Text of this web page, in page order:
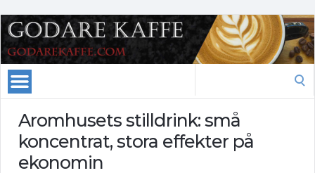
Aromhusets stilldrink: små
koncentrat, stora effekter på
ekonomin